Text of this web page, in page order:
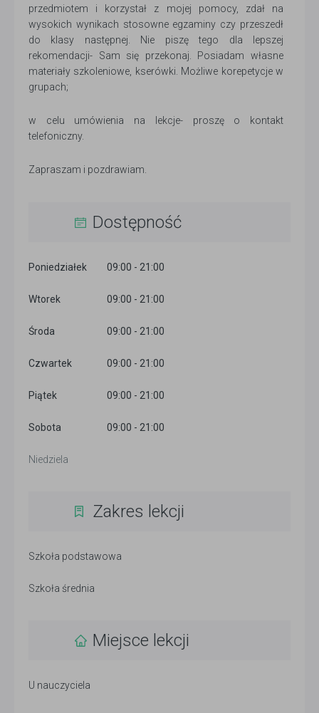
przedmiotem i korzystał z mojej pomocy, zdał na
wysokich wynikach stosowne egzaminy czy przeszedł
do klasy następnej. Nie piszę tego dla lepszej
rekomendacji- Sam się przekonaj. Posiadam własne
materiały szkoleniowe, kserówki. Możliwe korepetycje w
grupach;
w celu umówienia na lekcje- proszę o kontakt
telefoniczny.
Zapraszam i pozdrawiam.
Dostępność
Poniedziałek 09:00 - 21:00
Wtorek 09:00 - 21:00
Środa 09:00 - 21:00
Czwartek 09:00 - 21:00
Piątek 09:00 - 21:00
Sobota 09:00 - 21:00
Niedziela
Zakres lekcji
Szkoła podstawowa
Szkoła średnia
Miejsce lekcji
U nauczyciela